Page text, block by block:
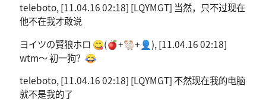
teleboto, [11.04.16 02:18] [LQYMGT] 当然，只不过现在
他不在我才敢说
ヨイツの賢狼ホロ 😋(🍎+🐏+👤), [11.04.16 02:18]
wtm～ 初一狗？😂
teleboto, [11.04.16 02:18] [LQYMGT] 不然现在我的电脑
就不是我的了